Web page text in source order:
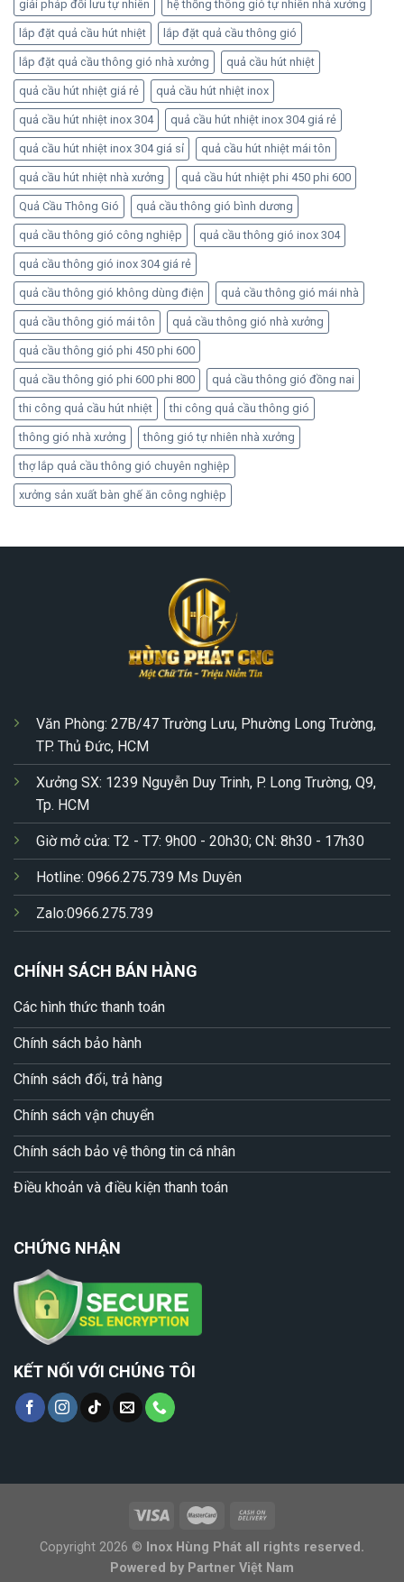
giải pháp đối lưu tự nhiên hệ thống thông gió tự nhiên nhà xưởng
lắp đặt quả cầu hút nhiệt lắp đặt quả cầu thông gió
lắp đặt quả cầu thông gió nhà xưởng quả cầu hút nhiệt
quả cầu hút nhiệt giá rẻ quả cầu hút nhiệt inox
quả cầu hút nhiệt inox 304 quả cầu hút nhiệt inox 304 giá rẻ
quả cầu hút nhiệt inox 304 giá sỉ quả cầu hút nhiệt mái tôn
quả cầu hút nhiệt nhà xưởng quả cầu hút nhiệt phi 450 phi 600
Quả Cầu Thông Gió quả cầu thông gió bình dương
quả cầu thông gió công nghiệp quả cầu thông gió inox 304
quả cầu thông gió inox 304 giá rẻ
quả cầu thông gió không dùng điện quả cầu thông gió mái nhà
quả cầu thông gió mái tôn quả cầu thông gió nhà xưởng
quả cầu thông gió phi 450 phi 600
quả cầu thông gió phi 600 phi 800 quả cầu thông gió đồng nai
thi công quả cầu hút nhiệt thi công quả cầu thông gió
thông gió nhà xưởng thông gió tự nhiên nhà xưởng
thợ lắp quả cầu thông gió chuyên nghiệp
xưởng sản xuất bàn ghế ăn công nghiệp
Văn Phòng: 27B/47 Trường Lưu, Phường Long Trường,
TP. Thủ Đức, HCM
Xưởng SX: 1239 Nguyễn Duy Trinh, P. Long Trường, Q9,
Tp. HCM
Giờ mở cửa: T2 - T7: 9h00 - 20h30; CN: 8h30 - 17h30
Hotline: 0966.275.739 Ms Duyên
Zalo:0966.275.739
CHÍNH SÁCH BÁN HÀNG
Các hình thức thanh toán
Chính sách bảo hành
Chính sách đổi, trả hàng
Chính sách vận chuyển
Chính sách bảo vệ thông tin cá nhân
Điều khoản và điều kiện thanh toán
CHỨNG NHẬN
KẾT NỐI VỚI CHÚNG TÔI
Copyright 2026 © Inox Hùng Phát all rights reserved.
Powered by Partner Việt Nam